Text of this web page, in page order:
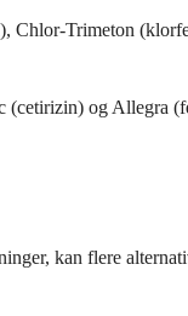
Trimeton
og
kan flere